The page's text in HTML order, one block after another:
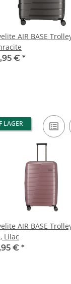
AIR BASE
€ *
LAGER
AIR BASE
Lilac
€ *